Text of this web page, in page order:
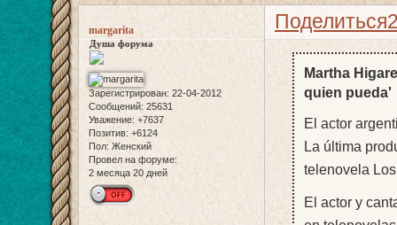
Поделиться
margarita
Душа форума
Зарегистрирован: 22-04-2012
Сообщений: 25631
Уважение: +7637
Позитив: +6124
Пол: Женский
Провел на форуме:
2 месяца 20 дней
Martha
quien pueda'
El actor
La última
telenovela
El actor y